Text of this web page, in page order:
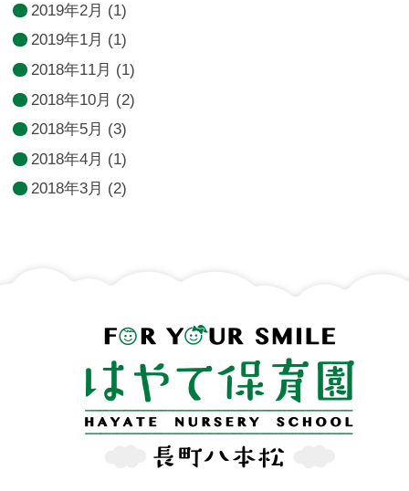
2019年2月 (1)
2019年1月 (1)
2018年11月 (1)
2018年10月 (2)
2018年5月 (3)
2018年4月 (1)
2018年3月 (2)